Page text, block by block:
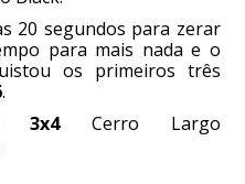
20 segundos para zerar
para mais nada e o
os primeiros três
.
3x4Cerro Largo